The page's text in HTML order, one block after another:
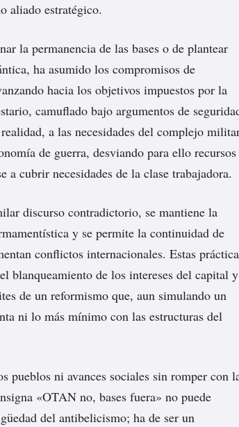
aliado estratégico.
la permanencia de las bases o de plantear
ha asumido los compromisos de
hacia los objetivos impuestos por la
camuflado bajo argumentos de
a las necesidades del complejo
de guerra, desviando para ello recursos
a cubrir necesidades de la clase trabajadora.
discurso contradictorio, se mantiene la
y se permite la continuidad de
conflictos internacionales. Estas
blanqueamiento de los intereses del capital y
de un reformismo que, aun simulando un
ni lo más mínimo con las estructuras del
pueblos ni avances sociales sin romper con
«OTAN no, bases fuera» no puede
del antibelicismo; ha de ser un